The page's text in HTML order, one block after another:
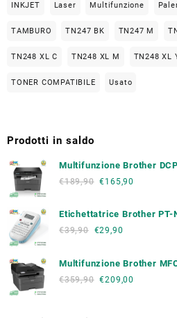
INKJET Laser Multifunzione
TAMBURO TN247 BK TN247 M
TN248 XL C TN248 XL M TN248 XL
TONER COMPATIBILE Usato
Prodotti in saldo
Multifunzione Brother
€189,90 €165,90
Etichettatrice Brother PT-
€39,90 €29,90
Multifunzione Brother
€359,90 €209,00